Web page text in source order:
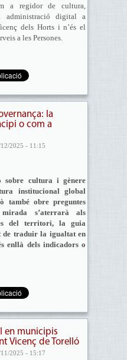
a regidor de cultura,
administració digital a
dels Horts i n’és el
a les Persones.
la
o com a
2025 - 11:15
sobre cultura i gènere
institucional global
també obre preguntes
s’aterrarà als
del territori, la guia
de traduir la igualtat en
enllà dels indicadors o
en municipis
Vicenç de Torelló
2025 - 15:17